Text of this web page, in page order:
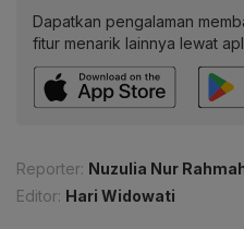
Dapatkan pengalaman
fitur menarik lainnya lewat
Reporter: Nuzulia Nur
Editor: Hari Widowati